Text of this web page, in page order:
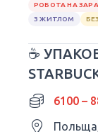
РОБОТА НА
З ЖИТЛОМ
☕
6100 –